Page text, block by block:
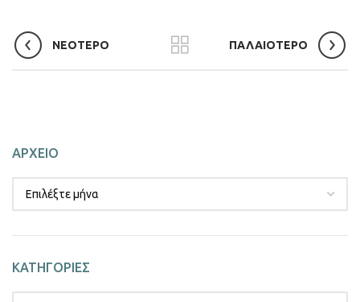
ΝΕΟΤΕΡΟ ΠΑΛΑΙΟΤΕΡΟ
ΑΡΧΕΙΟ
ΚΑΤΗΓΟΡΙΕΣ